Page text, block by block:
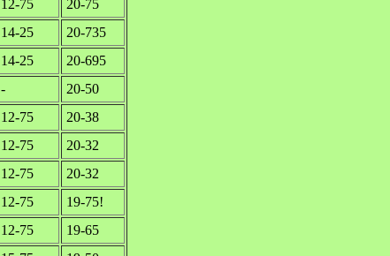
12-75
20-75
14-25
20-735
14-25
20-695
-
20-50
12-75
20-38
12-75
20-32
12-75
20-32
12-75
19-75!
12-75
19-65